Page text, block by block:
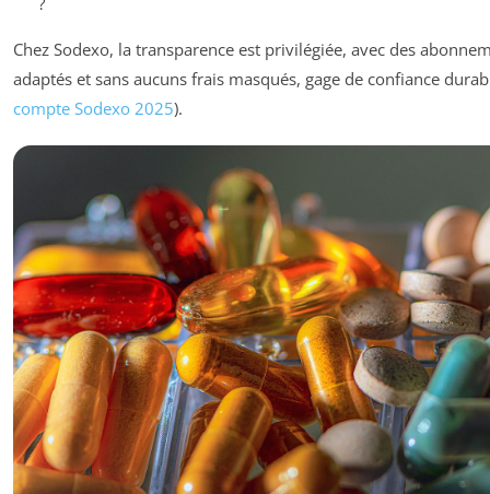
Chez Sodexo, la transparence est privilégiée, avec des
adaptés et sans aucuns frais masqués, gage de confiance
compte Sodexo 2025).